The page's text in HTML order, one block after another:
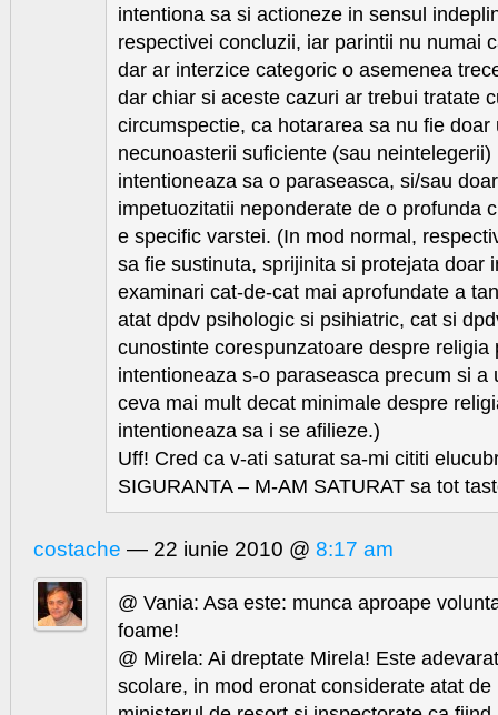
intentiona sa si actioneze in sensul
respectivei concluzii, iar parintii nu numai
dar ar interzice categoric o asemenea
dar chiar si aceste cazuri ar trebui tratate
circumspectie, ca hotararea sa nu fie doar
necunoasterii suficiente (sau
intentioneaza sa o paraseasca, si/sau
impetuozitatii neponderate de o profunda
e specific varstei. (In mod normal,
sa fie sustinuta, sprijinita si protejata doar
examinari cat-de-cat mai aprofundate a
atat dpdv psihologic si psihiatric, cat si
cunostinte corespunzatoare despre religia
intentioneaza s-o paraseasca precum si a
ceva mai mult decat minimale despre
intentioneaza sa i se afilieze.)
Uff! Cred ca v-ati saturat sa-mi cititi
SIGURANTA – M-AM SATURAT sa tot
costache — 22 iunie 2010 @ 8:17 am
@ Vania: Asa este: munca aproape
foame!
@ Mirela: Ai dreptate Mirela! Este
scolare, in mod eronat considerate atat